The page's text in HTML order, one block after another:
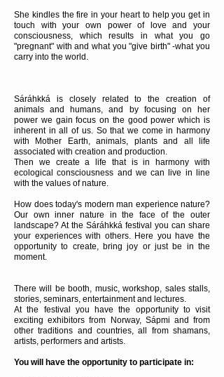
She kindles the fire in your heart to help you get in
touch with your own power of love and your
consciousness, which results in what you go
"pregnant" with and what you "give birth" -what you
carry into the world.
Sáráhkká is closely related to the creation of
animals and humans, and by focusing on her
power we gain focus on the good power which is
inherent in all of us. So that we come in harmony
with Mother Earth, animals, plants and all life
associated with creation and production.
Then we create a life that is in harmony with
ecological consciousness and we can live in line
with the values ​​of nature.
How does today's modern man experience nature?
Our own inner nature in the face of the outer
landscape? At the Sáráhkká festival you can share
your experiences with others. Here you have the
opportunity to create, bring joy or just be in the
moment.
There will be booth, music, workshop, sales stalls,
stories, seminars, entertainment and lectures.
At the festival you have the opportunity to visit
exciting exhibitors from Norway, Sápmi and from
other traditions and countries, all from shamans,
artists, performers and artists.
You will have the opportunity to participate in: